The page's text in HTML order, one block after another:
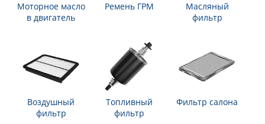
Моторное масло
в двигатель
Ремень ГРМ
Масляный
фильтр
Воздушный
фильтр
Топливный
фильтр
Фильтр салона